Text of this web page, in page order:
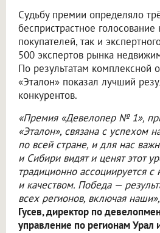
Судьбу премии определяло
беспристрастное голосование
покупателей, так и
500 экспертов рынка
По результатам комплексной
«Эталон» показал лучший
конкурентов.
«Премия «Девелопер № 1»,
«Эталон», связана с успехом
по всей стране, и для нас
и Сибири видят и ценят этот
традиционно ассоциируется
и качеством. Победа —
всех регионов, включая наши»,
Гусев, директор по
управление по регионам Урал